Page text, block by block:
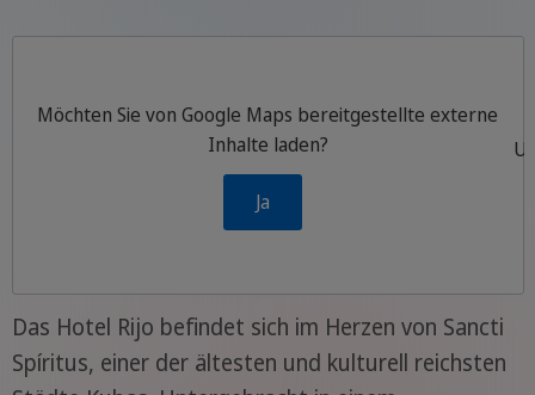
Möchten Sie von Google Maps bereitgestellte externe
Inhalte laden?
Ja
Das Hotel Rijo befindet sich im Herzen von Sancti
Spíritus, einer der ältesten und kulturell reichsten